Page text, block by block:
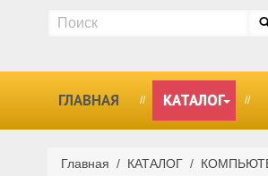
ГЛАВНАЯ КАТАЛОГ
Главная / КАТАЛОГ /